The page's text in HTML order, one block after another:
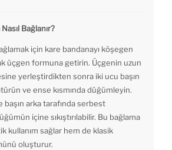
Bağlanır?
için kare bandanayı köşegen
üçgen formuna getirin. Üçgenin uzun
yerleştirdikten sonra iki ucu başın
ve ense kısmında düğümleyin.
başın arka tarafında serbest
içine sıkıştırılabilir. Bu bağlama
kullanım sağlar hem de klasik
oluşturur.